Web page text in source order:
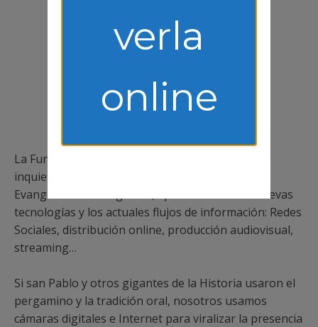
verla
online
La Fundación Gospa Arts es el resultado de una
inquietud despertada en un grupo de personas:
Evangelizar en el siglo XXI, aprovechando las nuevas
tecnologías y los actuales flujos de información: Redes
Sociales, distribución online, producción audiovisual,
streaming…
Si san Pablo y otros gigantes de la Historia usaron el
pergamino y la tradición oral, nosotros usamos
cámaras digitales e Internet para viralizar la presencia